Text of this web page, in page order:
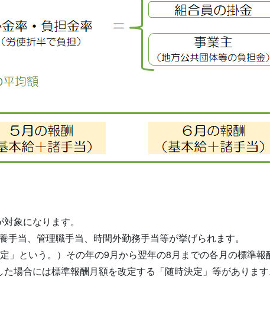
象になります。
当、管理職手当、時間外勤務手当等が挙げられます。
という。）その年の9月から翌年の8月までの各月の標準報
場合には標準報酬月額を改定する「随時決定」等があります